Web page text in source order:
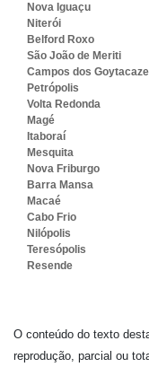
Nova Iguaçu
Niterói
Belford Roxo
São João de Meriti
Campos dos
Petrópolis
Volta Redonda
Magé
Itaboraí
Mesquita
Nova Friburgo
Barra Mansa
Macaé
Cabo Frio
Nilópolis
Teresópolis
Resende
O conteúdo do texto
reprodução, parcial ou